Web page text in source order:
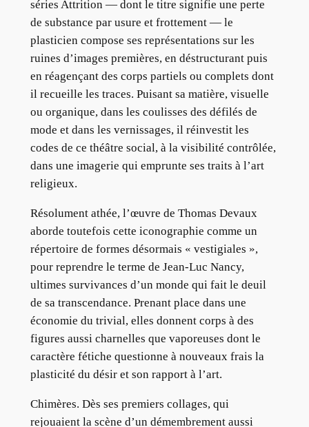
séries Attrition — dont le titre signifie une perte
de substance par usure et frottement — le
plasticien compose ses représentations sur les
ruines d’images premières, en déstructurant puis
en réagençant des corps partiels ou complets dont
il recueille les traces. Puisant sa matière, visuelle
ou organique, dans les coulisses des défilés de
mode et dans les vernissages, il réinvestit les
codes de ce théâtre social, à la visibilité contrôlée,
dans une imagerie qui emprunte ses traits à l’art
religieux.
Résolument athée, l’œuvre de Thomas Devaux
aborde toutefois cette iconographie comme un
répertoire de formes désormais « vestigiales »,
pour reprendre le terme de Jean-Luc Nancy,
ultimes survivances d’un monde qui fait le deuil
de sa transcendance. Prenant place dans une
économie du trivial, elles donnent corps à des
figures aussi charnelles que vaporeuses dont le
caractère fétiche questionne à nouveaux frais la
plasticité du désir et son rapport à l’art.
Chimères. Dès ses premiers collages, qui
rejouaient la scène d’un démembrement aussi